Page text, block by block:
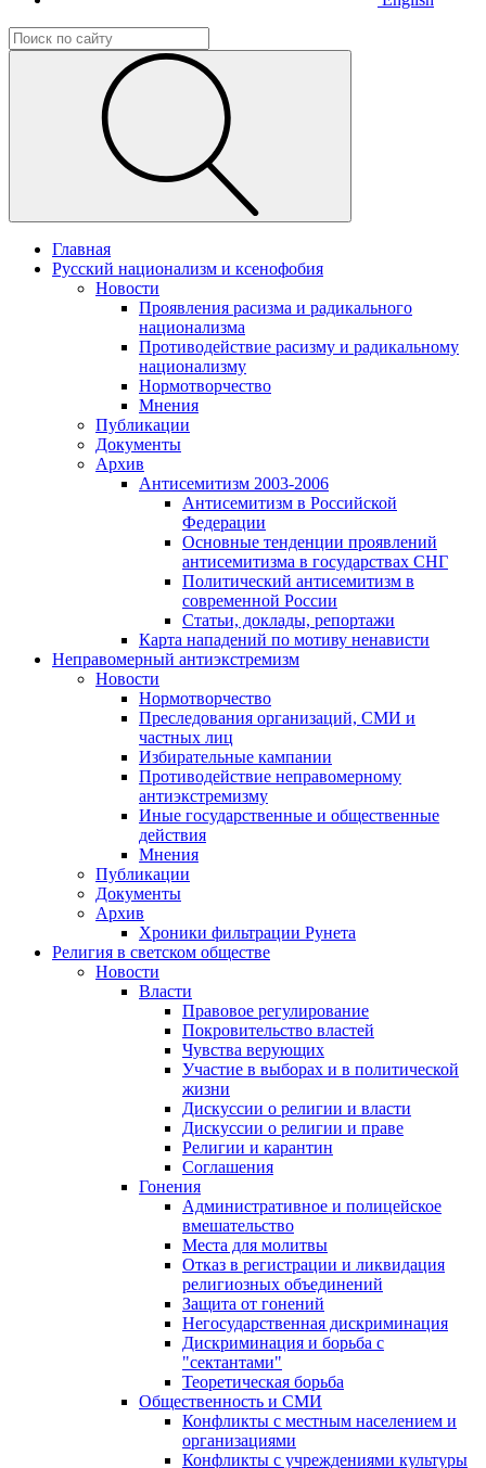
Главная
Русский национализм и ксенофобия
Новости
Проявления расизма и радикального
национализма
Противодействие расизму и радикальному
национализму
Нормотворчество
Мнения
Публикации
Документы
Архив
Антисемитизм 2003-2006
Антисемитизм в Российской
Федерации
Основные тенденции проявлений
антисемитизма в государствах СНГ
Политический антисемитизм в
современной России
Статьи, доклады, репортажи
Карта нападений по мотиву ненависти
Неправомерный антиэкстремизм
Новости
Нормотворчество
Преследования организаций, СМИ и
частных лиц
Избирательные кампании
Противодействие неправомерному
антиэкстремизму
Иные государственные и общественные
действия
Мнения
Публикации
Документы
Архив
Хроники фильтрации Рунета
Религия в светском обществе
Новости
Власти
Правовое регулирование
Покровительство властей
Чувства верующих
Участие в выборах и в политической
жизни
Дискуссии о религии и власти
Дискуссии о религии и праве
Религии и карантин
Соглашения
Гонения
Административное и полицейское
вмешательство
Места для молитвы
Отказ в регистрации и ликвидация
религиозных объединений
Защита от гонений
Негосударственная дискриминация
Дискриминация и борьба с
"сектантами"
Теоретическая борьба
Общественность и СМИ
Конфликты с местным населением и
организациями
Конфликты с учреждениями культуры